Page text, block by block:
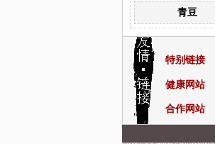
青豆
特别链接
健康网站
合作网站